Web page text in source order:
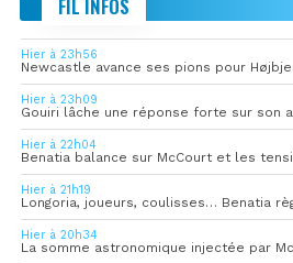
FIL INFOS
Hier à 23h56
Hier à 23h09
Gouiri lâche une réponse forte sur son
Hier à 22h04
Benatia balance sur McCourt et les
Hier à 21h19
Longoria, joueurs, coulisses… Benatia
Hier à 20h34